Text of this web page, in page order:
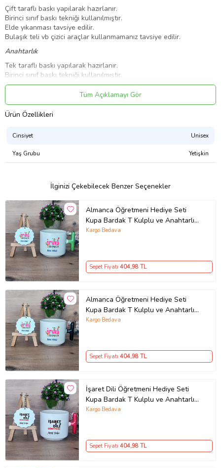
Çift taraflı baskı yapılarak hazırlanır.
Birinci sınıf baskı tekniği kullanılmıştır.
Elde yıkanması tavsiye edilir.
Bulaşık teli vb çizici araçlar kullanmamanız tavsiye edilir.
Anahtarlık
Tek taraflı baskı yapılarak hazırlanır.
Birinci sınıf baskı tekniği kullanılmıştır.
Ahşap hammadeden üretilmiştir.
Ürün fotoğraflarında kullanılan ahşap ayaklık ürüne dahil değildir.
Ürün Kodu:
Tüm Açıklamayı Gör
Ürün Özellikleri
Cinsiyet Unisex
Yaş Grubu Yetişkin
İlginizi Çekebilecek Benzer Seçenekler
Almanca Öğretmeni Hediye Seti
Kupa Bardak T Kulplu ve Anahtarlık
Öğretmenler Günü Hediyesi (Model
Kargo Bedava
Sepet Fiyatı 404,98 TL
Almanca Öğretmeni Hediye Seti
Kupa Bardak T Kulplu ve Anahtarlık
Öğretmenler Günü Hediyesi (Model
Kargo Bedava
Sepet Fiyatı 404,98 TL
İşaret Dili Öğretmeni Hediye Seti
Kupa Bardak T Kulplu ve Anahtarlık
Öğretmenler Günü Hediyesi (Model
Kargo Bedava
Sepet Fiyatı 404,98 TL